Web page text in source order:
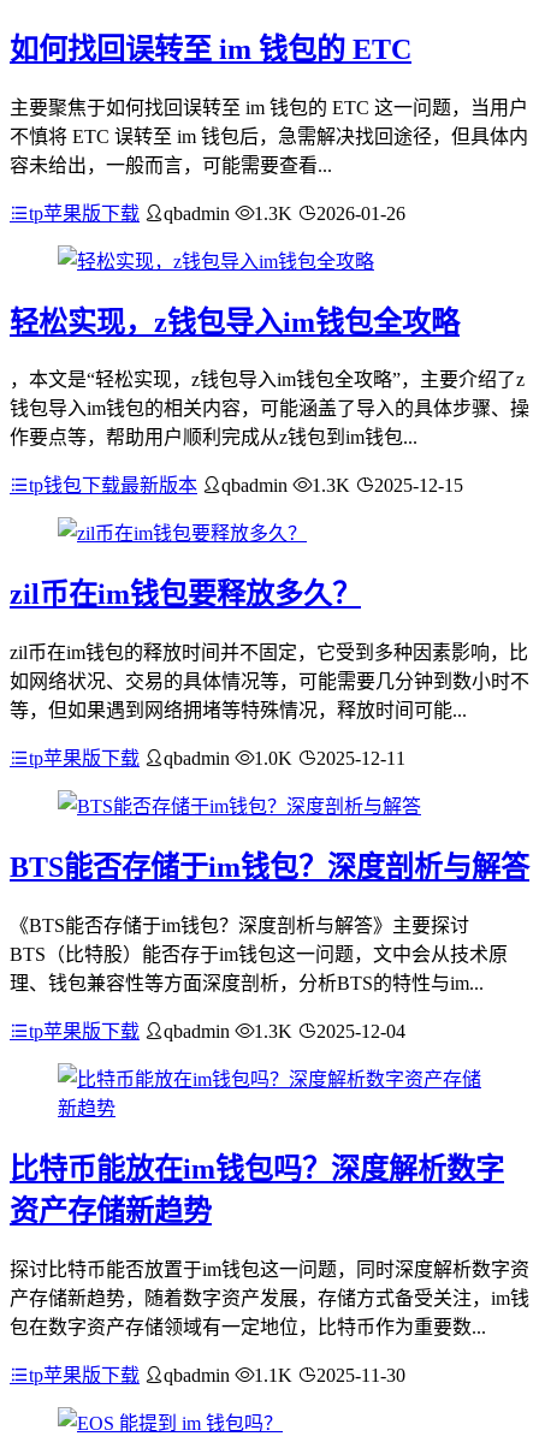
如何找回误转至 im 钱包的 ETC
主要聚焦于如何找回误转至 im 钱包的 ETC 这一问题，当用户
不慎将 ETC 误转至 im 钱包后，急需解决找回途径，但具体内
容未给出，一般而言，可能需要查看...
tp苹果版下载 qbadmin 1.3K 2026-01-26
轻松实现，z钱包导入im钱包全攻略
，本文是“轻松实现，z钱包导入im钱包全攻略”，主要介绍了z
钱包导入im钱包的相关内容，可能涵盖了导入的具体步骤、操
作要点等，帮助用户顺利完成从z钱包到im钱包...
tp钱包下载最新版本 qbadmin 1.3K 2025-12-15
zil币在im钱包要释放多久？
zil币在im钱包的释放时间并不固定，它受到多种因素影响，比
如网络状况、交易的具体情况等，可能需要几分钟到数小时不
等，但如果遇到网络拥堵等特殊情况，释放时间可能...
tp苹果版下载 qbadmin 1.0K 2025-12-11
BTS能否存储于im钱包？深度剖析与解答
《BTS能否存储于im钱包？深度剖析与解答》主要探讨
BTS（比特股）能否存于im钱包这一问题，文中会从技术原
理、钱包兼容性等方面深度剖析，分析BTS的特性与im...
tp苹果版下载 qbadmin 1.3K 2025-12-04
比特币能放在im钱包吗？深度解析数字
资产存储新趋势
探讨比特币能否放置于im钱包这一问题，同时深度解析数字资
产存储新趋势，随着数字资产发展，存储方式备受关注，im钱
包在数字资产存储领域有一定地位，比特币作为重要数...
tp苹果版下载 qbadmin 1.1K 2025-11-30